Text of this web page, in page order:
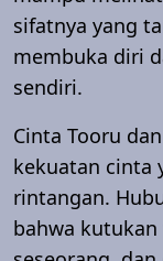
sifatnya yang
membuka diri
sendiri.
Cinta Tooru
kekuatan cinta
rintangan.
bahwa